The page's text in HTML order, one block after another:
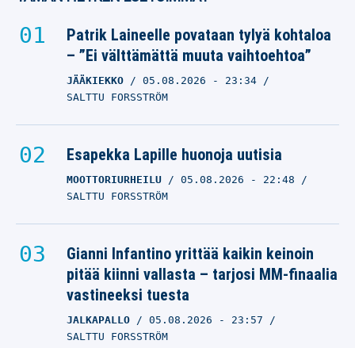
Patrik Laineelle povataan tylyä kohtaloa
– ”Ei välttämättä muuta vaihtoehtoa”
JÄÄKIEKKO 05.08.2026 - 23:34
SALTTU FORSSTRÖM
Esapekka Lapille huonoja uutisia
MOOTTORIURHEILU 05.08.2026 - 22:48
SALTTU FORSSTRÖM
Gianni Infantino yrittää kaikin keinoin
pitää kiinni vallasta – tarjosi MM-finaalia
vastineeksi tuesta
JALKAPALLO 05.08.2026 - 23:57
SALTTU FORSSTRÖM